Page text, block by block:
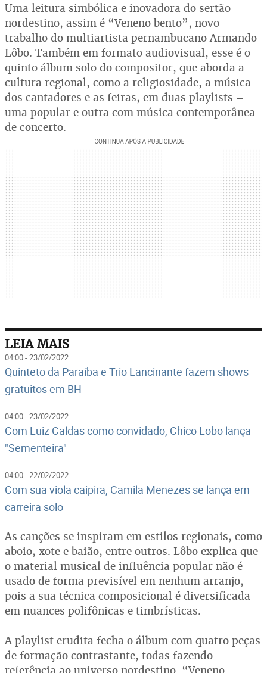
Uma leitura simbólica e inovadora do sertão
nordestino, assim é “Veneno bento”, novo
trabalho do multiartista pernambucano Armando
Lôbo. Também em formato audiovisual, esse é o
quinto álbum solo do compositor, que aborda a
cultura regional, como a religiosidade, a música
dos cantadores e as feiras, em duas playlists –
uma popular e outra com música contemporânea
de concerto.
LEIA MAIS
04:00 - 23/02/2022
Quinteto da Paraíba e Trio Lancinante fazem shows
gratuitos em BH
04:00 - 23/02/2022
Com Luiz Caldas como convidado, Chico Lobo lança
"Sementeira"
04:00 - 22/02/2022
Com sua viola caipira, Camila Menezes se lança em
carreira solo
As canções se inspiram em estilos regionais, como
aboio, xote e baião, entre outros. Lôbo explica que
o material musical de influência popular não é
usado de forma previsível em nenhum arranjo,
pois a sua técnica composicional é diversificada
em nuances polifônicas e timbrísticas.
A playlist erudita fecha o álbum com quatro peças
de formação contrastante, todas fazendo
referência ao universo nordestino. “Veneno